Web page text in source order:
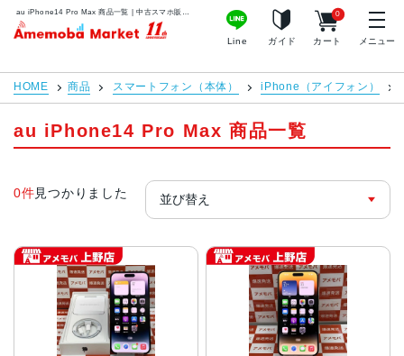
アメモバマーケット
Line ガイド カート
0
メニュー
HOME 商品 スマートフォン（本体） iPhone（アイフォン）
au iPhone14 Pro Max 商品一覧
0件見つかりました